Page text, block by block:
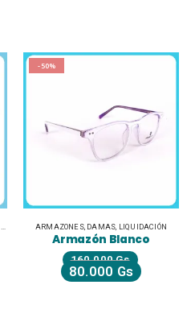
-50%
ARMAZONES, DAMAS LIQUIDACIÓN
Armazón Blanco
160.000Gs
80.000 Gs